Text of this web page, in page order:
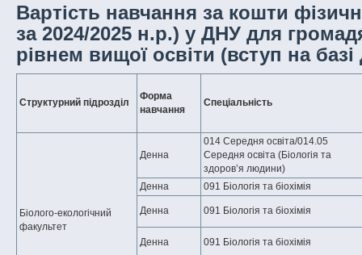
Вартість навчання за кошти
за 2024/2025 н.р.) у ДНУ для
рівнем вищої освіти (вступ на
Структурний підрозділ
Форма
навчання
Спеціальність
Біолого-екологічний
факультет
Денна
014 Середня освіта/014.05
Середня освіта (Біологія та
здоров’я людини)
Денна
091 Біологія та біохімія
Денна 091 Біологія та біохімія
Денна 091 Біологія та біохімія